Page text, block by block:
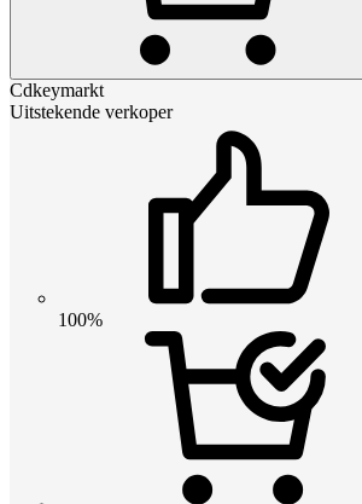
Cdkeymarkt
Uitstekende verkoper
100%